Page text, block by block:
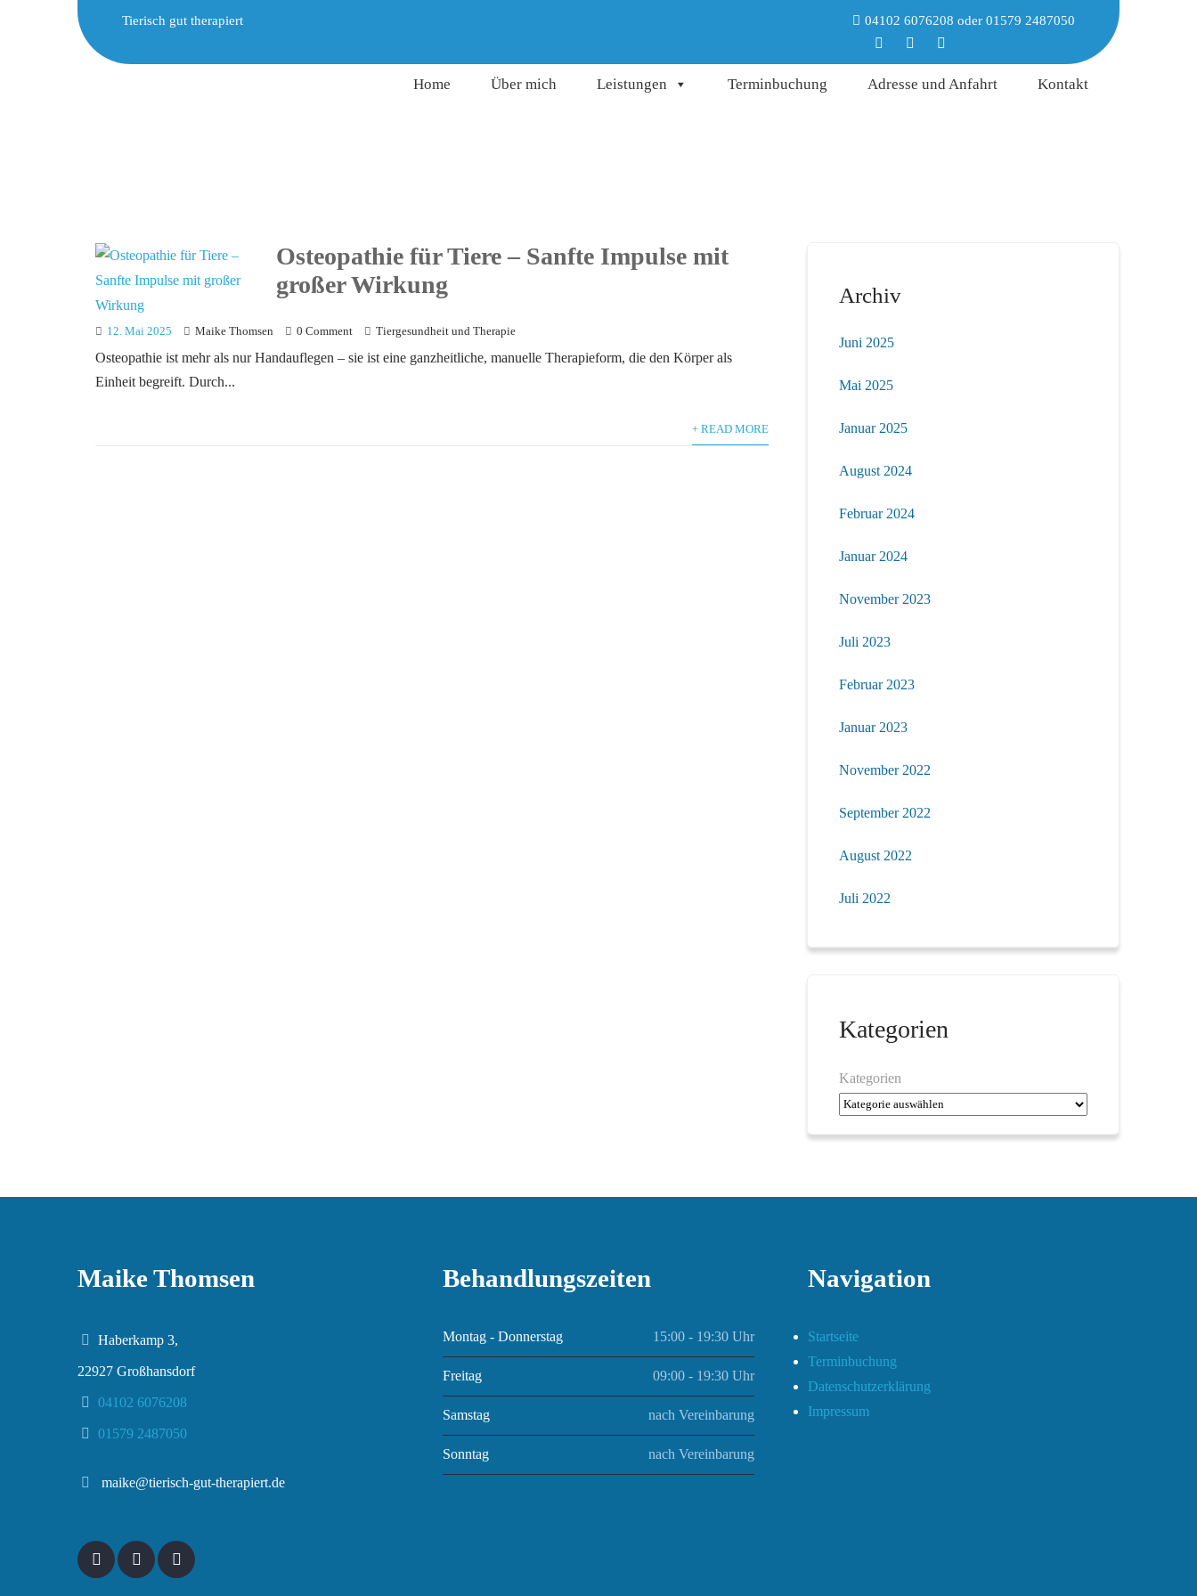
Tierisch gut therapiert 04102 6076208 oder 01579 2487050
Home Über mich Leistungen Terminbuchung Adresse und Anfahrt Kontakt
Osteopathie für Tiere – Sanfte Impulse mit
großer Wirkung
12. Mai 2025 Maike Thomsen 0 Comment Tiergesundheit und Therapie
Osteopathie ist mehr als nur Handauflegen – sie ist eine ganzheitliche, manuelle Therapieform, die den Körper als
Einheit begreift. Durch...
+ READ MORE
Archiv
Juni 2025
Mai 2025
Januar 2025
August 2024
Februar 2024
Januar 2024
November 2023
Juli 2023
Februar 2023
Januar 2023
November 2022
September 2022
August 2022
Juli 2022
Kategorien
Kategorien
Maike Thomsen
Haberkamp 3,
22927 Großhansdorf
04102 6076208
01579 2487050
maike@tierisch-gut-therapiert.de
Behandlungszeiten
Montag - Donnerstag 15:00 - 19:30 Uhr
Freitag 09:00 - 19:30 Uhr
Samstag nach Vereinbarung
Sonntag nach Vereinbarung
Navigation
Startseite
Terminbuchung
Datenschutzerklärung
Impressum